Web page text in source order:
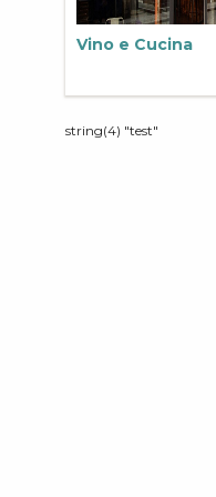
Vino e Cucina
string(4) "test"